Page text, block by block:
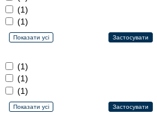
(1)
(1)
(1)
(1)
(1)